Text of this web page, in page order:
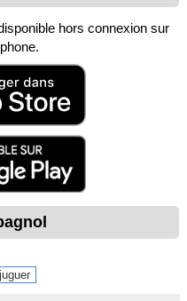
hors connexion sur